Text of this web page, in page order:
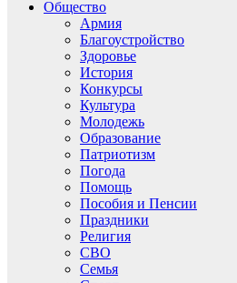
Общество
Армия
Благоустройство
Здоровье
История
Конкурсы
Культура
Молодежь
Образование
Патриотизм
Погода
Помощь
Пособия и Пенсии
Праздники
Религия
СВО
Семья